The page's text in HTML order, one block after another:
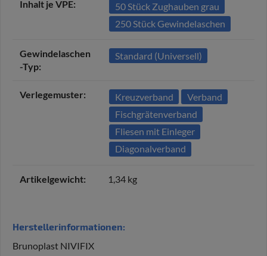
Inhalt je VPE‍:
50 Stück Zughauben grau
250 Stück Gewindelaschen
Gewindelaschen
-Typ‍:
Standard (Universell)
Verlegemuster‍: Kreuzverband
Verband
Fischgrätenverband
Fliesen mit Einleger
Diagonalverband
Artikelgewicht‍: 1,34 kg
Herstellerinformationen:
Brunoplast NIVIFIX